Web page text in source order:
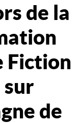
de la
Fiction
de